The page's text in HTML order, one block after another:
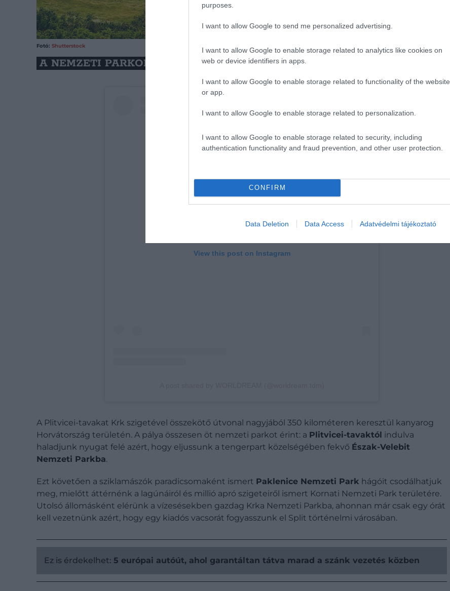
purposes.
I want to allow Google to send me personalized advertising.
I want to allow Google to enable storage related to analytics like cookies on
web or device identifiers in apps.
I want to allow Google to enable storage related to functionality of the website
or app.
I want to allow Google to enable storage related to personalization.
I want to allow Google to enable storage related to security, including
authentication functionality and fraud prevention, and other user protection.
CONFIRM
Data Deletion Data Access Adatvédelmi tájékoztató
Fotó: Shutterstock
A NEMZETI PARKOK NYOMÁBAN (KB. 354 KM)
View this post on Instagram
A Plitvicei-tavakat Krk szigetével összekötő útvonal nagyjából 350 kilométeren keresztül kanyarog
Horvátország területén. A pálya összesen öt nemzeti parkot érint: a Plitvicei-tavaktól indulva
haladjunk nyugat felé azért, hogy eljussunk a tengerpart közelségében fekvő Észak-Velebit
Nemzeti Parkba.
Ezt követően a sziklamászók paradicsomaként ismert Paklenice Nemzeti Park hágóit csodálhatjuk
meg, mielőtt áttérnénk a lagúnáiról és millió apró szigeteiről ismert Kornati Nemzeti Park területére.
Utolsó állomásként elérünk a vízesésekben gazdag Krka Nemzeti Parkba, ahonnan már csak egy órát
kell vezetnünk azért, hogy egy kiadós vacsorát fogyasszunk el Split történelmi városában.
Ez is érdekelhet: 5 európai autóút, ahol garantáltan tátva marad a szánk vezetés közben